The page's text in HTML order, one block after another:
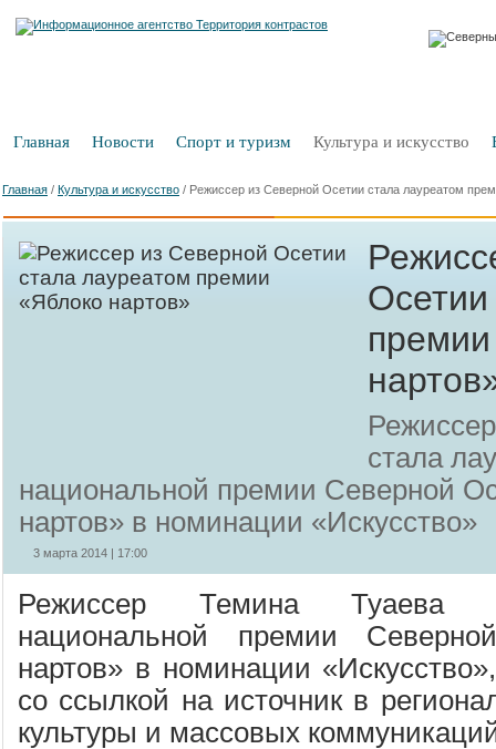
Главная Новости Спорт и туризм Культура и искусство
Главная / Культура и искусство / Режиссер из Северной Осетии стала лауреатом
стала
национальной премии Северной
нартов» в номинации «Искусство»
3 марта 2014 | 17:00
Режиссер Темина Туаева
национальной премии
нартов» в номинации
со ссылкой на источник в
культуры и массовых